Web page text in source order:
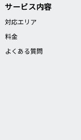
サービス内容
対応エリア
料金
よくある質問